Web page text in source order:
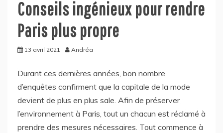
Conseils ingénieux pour rendre
Paris plus propre
13 avril 2021 Andréa
Durant ces dernières années, bon nombre
d’enquêtes confirment que la capitale de la mode
devient de plus en plus sale. Afin de préserver
l’environnement à Paris, tout un chacun est réclamé à
prendre des mesures nécessaires. Tout commence à